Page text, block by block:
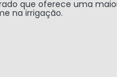
que oferece uma
na irrigação.